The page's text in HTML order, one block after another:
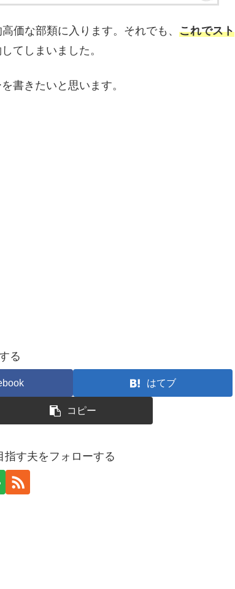
価な部類に入ります。それでも、 これでスト
てしまいました。
書きたいと思います。
る
はてブ
コピー
す夫をフォローする